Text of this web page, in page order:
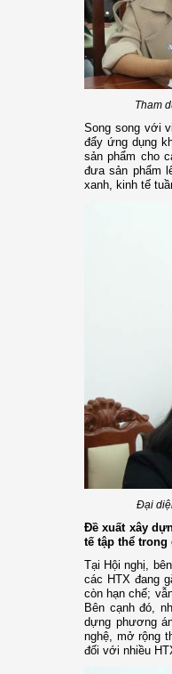
Tham
Song song với
đẩy ứng dụng
sản phẩm cho
đưa sản phẩm
xanh, kinh tế
Đại
Đề xuất xây
tế tập thể
Tại Hội nghị,
các HTX đang
còn hạn chế;
Bên cạnh đó,
dựng phương
nghệ, mở rộng
đối với nhiều